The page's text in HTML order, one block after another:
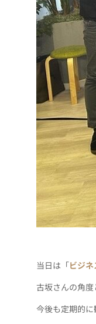
当日は「ビジ
古坂さんの角
今後も定期的